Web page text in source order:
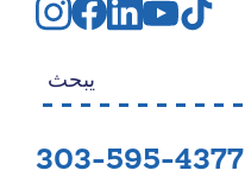
303-595-4377